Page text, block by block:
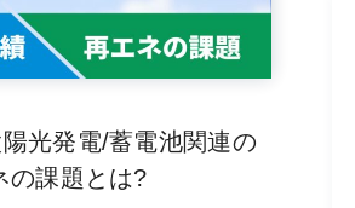
光発電/蓄電池関連の
の課題とは?